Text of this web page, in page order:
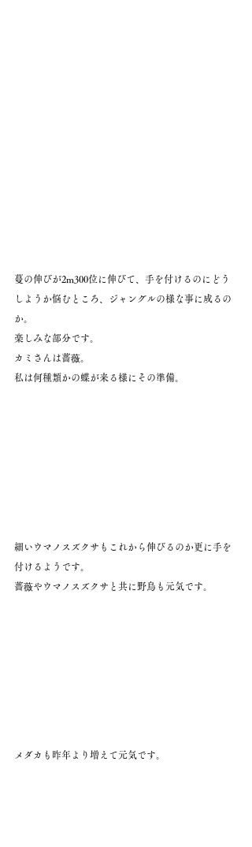
蔓の伸びが2m300位に伸びて、手を付けるのにどう
しようか悩むところ、ジャングルの様な事に成るの
か。
楽しみな部分です。
カミさんは薔薇。
私は何種類かの蝶が来る様にその準備。
細いウマノスズクサもこれから伸びるのか更に手を
付けるようです。
薔薇やウマノスズクサと共に野鳥も元気です。
メダカも昨年より増えて元気です。